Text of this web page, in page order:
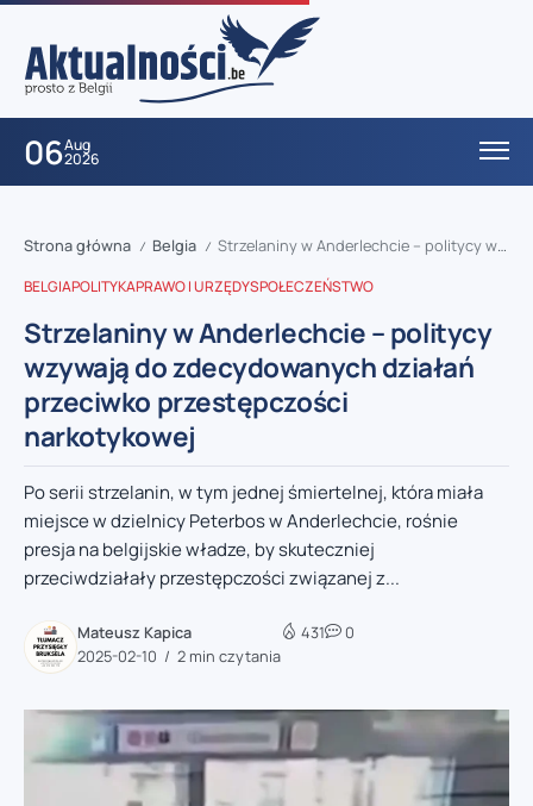
06Aug
2026
Strona główna / Belgia / Strzelaniny w Anderlechcie – politycy wzywają do zdecydowanych działań przeciwko przestępczości narkotykowej
BELGIAPOLITYKAPRAWO I URZĘDYSPOŁECZEŃSTWO
Strzelaniny w Anderlechcie – politycy
wzywają do zdecydowanych działań
przeciwko przestępczości
narkotykowej
Po serii strzelanin, w tym jednej śmiertelnej, która miała
miejsce w dzielnicy Peterbos w Anderlechcie, rośnie
presja na belgijskie władze, by skuteczniej
przeciwdziałały przestępczości związanej z...
Mateusz Kapica
2025-02-10
2 min czytania
431 0